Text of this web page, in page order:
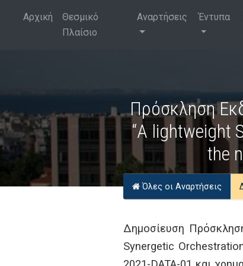
Αρχική
Θεσμικό
Πλαίσιο
Αναρτήσεις Έντυπα
Πρόσκληση
“A lightweight
the
Όλες οι Αναρτήσεις
Δημοσίευση
Synergetic